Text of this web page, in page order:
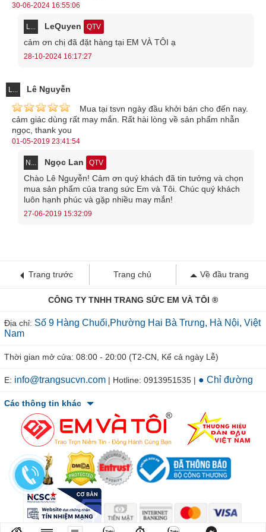
30-06-2024 16:55:06
L... LeQuyen QTV
cảm ơn chị đã đặt hàng tại EM VÀ TÔI ạ
28-10-2024 16:17:27
L... Lê Nguyễn
Mua tại tsvn ngày đầu khởi bán cho đến nay.
cảm giác dùng rất may mắn. Rất hài lòng về sản phẩm nhẫn
ngọc, thank you
01-05-2019 23:41:54
N... Ngọc Lan QTV
Chào Lê Nguyễn! Cảm ơn quý khách đã tin tưởng và chọn
mua sản phẩm của trang sức Em và Tôi. Chúc quý khách
luôn hạnh phúc và gặp nhiều may mắn!
27-06-2019 15:32:09
Trang trước Trang chủ Về đầu trang
CÔNG TY TNHH TRANG SỨC EM VÀ TÔI ®
Địa chỉ: Số 9 Hàng Chuối,Phường Hai Bà Trưng, Hà Nội, Việt
Nam
Thời gian mở cửa: 08:00 - 20:00 (T2-CN, Kể cả ngày Lễ)
E: info@trangsucvn.com | Hotline: 0913951535 | ● Chỉ đường
Các thông tin khác